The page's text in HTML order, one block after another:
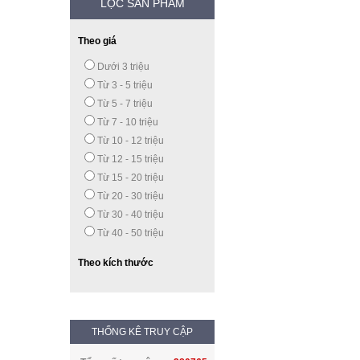
LỌC SẢN PHẨM
Theo giá
Dưới 3 triệu
Từ 3 - 5 triệu
Từ 5 - 7 triệu
Từ 7 - 10 triệu
Từ 10 - 12 triệu
Từ 12 - 15 triệu
Từ 15 - 20 triệu
Từ 20 - 30 triệu
Từ 30 - 40 triệu
Từ 40 - 50 triệu
Theo kích thước
THỐNG KÊ TRUY CẬP